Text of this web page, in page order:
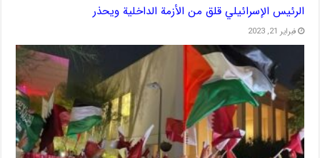
الرئيس الإسرائيلي قلق من الأزمة الداخلية ويحذر
فبراير 21, 2023